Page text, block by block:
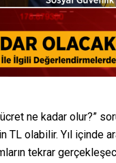
ne kadar olur?”
TL olabilir. Yıl içinde
tekrar